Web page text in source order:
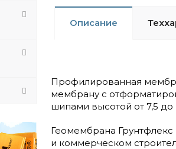
Описание
Профилированная
мембрану с
шипами высотой от 7,5
Геомембрана
и коммерческом